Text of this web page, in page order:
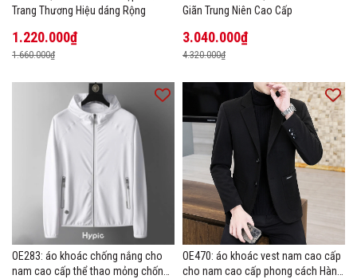
Trang Thương Hiệu dáng Rộng
1.220.000₫
1.660.000₫
Giãn Trung Niên Cao Cấp
3.040.000₫
4.320.000₫
OE283: áo khoác chống nắng cho
nam cao cấp thể thao mỏng chống
OE470: áo khoác vest nam cao cấp
cho nam cao cấp phong cách Hàn